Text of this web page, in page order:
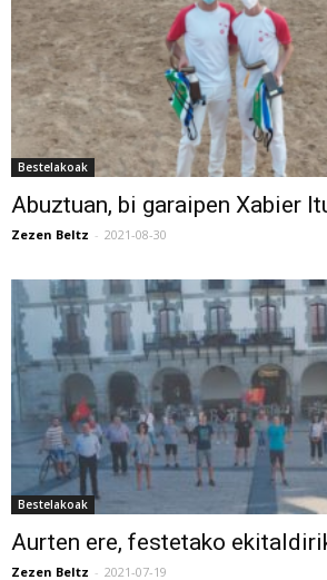
Bestelakoak
Abuztuan, bi garaipen Xabier
Zezen Beltz - 2021-08-30
Bestelakoak
Aurten ere, festetako
Zezen Beltz - 2021-07-19